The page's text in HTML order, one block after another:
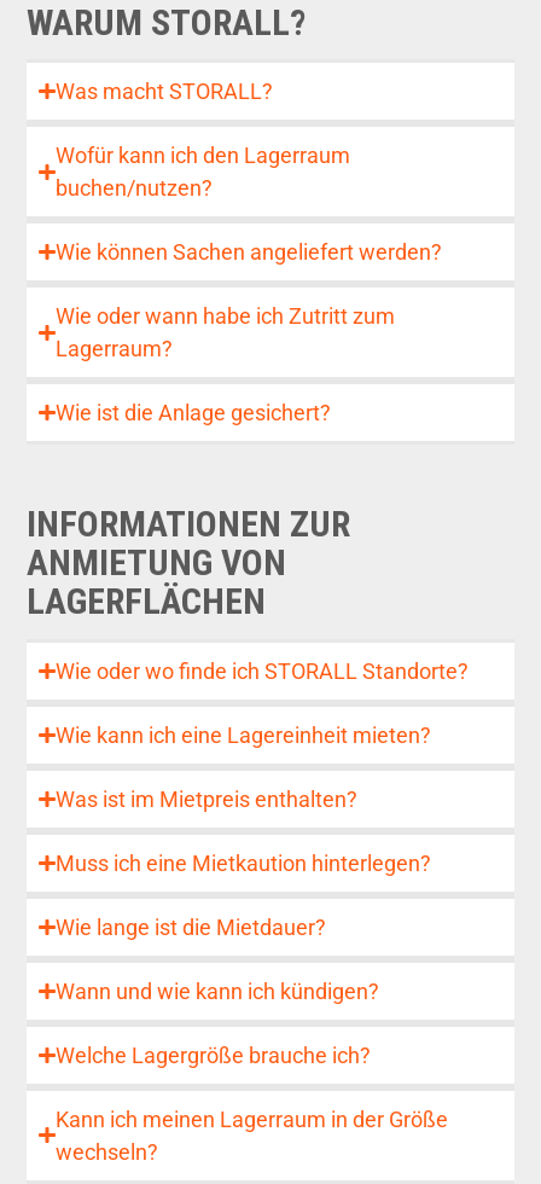
WARUM STORALL?
Was macht STORALL?
Wofür kann ich den Lagerraum
buchen/nutzen?
Wie können Sachen angeliefert werden?
Wie oder wann habe ich Zutritt zum
Lagerraum?
Wie ist die Anlage gesichert?
INFORMATIONEN ZUR
ANMIETUNG VON
LAGERFLÄCHEN
Wie oder wo finde ich STORALL Standorte?
Wie kann ich eine Lagereinheit mieten?
Was ist im Mietpreis enthalten?
Muss ich eine Mietkaution hinterlegen?
Wie lange ist die Mietdauer?
Wann und wie kann ich kündigen?
Welche Lagergröße brauche ich?
Kann ich meinen Lagerraum in der Größe
wechseln?